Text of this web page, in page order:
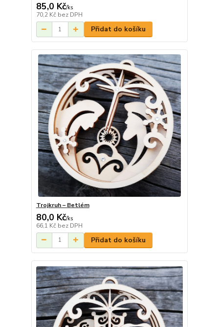
85,0 Kč/ks
70,2 Kč bez DPH
Přidat do košíku
Trojkruh – Betlém
80,0 Kč/ks
66,1 Kč bez DPH
Přidat do košíku